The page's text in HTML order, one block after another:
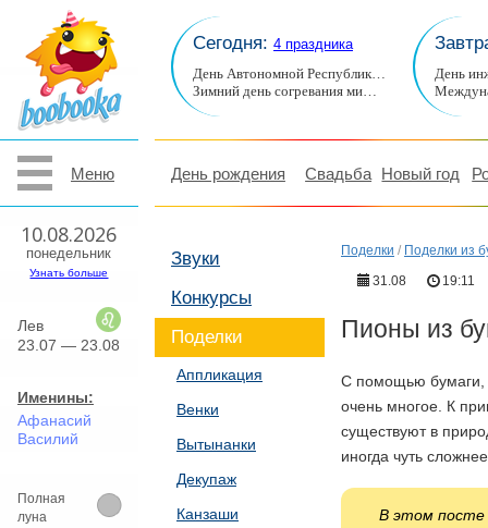
Меню
10.08.2026
понедельник
Узнать больше
Лев
23.07 — 23.08
Именины:
Афанасий
Василий
Полная
луна
Сегодня: 4 праздника
День Автономной Республик…
Зимний день согревания ми…
День
День рождения Свадьба Новый год
Звуки
Конкурсы
Поделки
Аппликация
Венки
Вытынанки
Декупаж
Канзаши
Поделки / Поделки из
31.08
19:11
Пионы из
С помощью бумаги,
очень многое. К
существуют в
иногда чуть
В этом посте